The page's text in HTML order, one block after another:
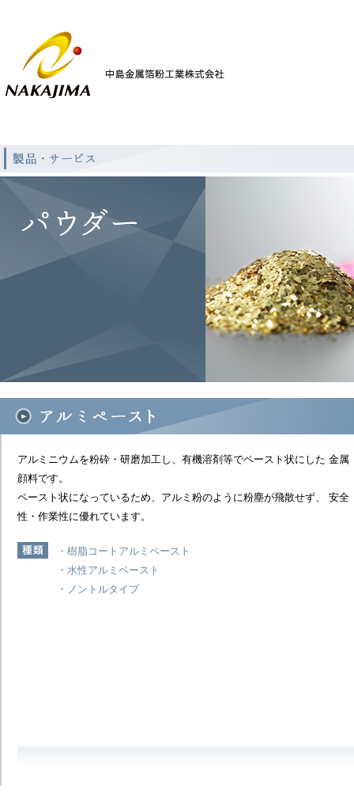
アルミニウムを粉砕・研磨加工し、有機溶剤等でペースト状にした 金属
顔料です。
ペースト状になっているため、アルミ粉のように粉塵が飛散せず、 安全
性・作業性に優れています。
・樹脂コートアルミペースト
・水性アルミペースト
・ノントルタイプ